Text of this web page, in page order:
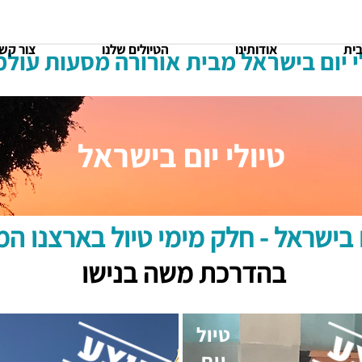
אודותינו הטיולים שלנו צור
טיולי יום בישראל
יום בישראל מבית אורורה מסעות
בישראל - חלק מימי טיול בארצנו
בהדרכת משה בנישו
טיול